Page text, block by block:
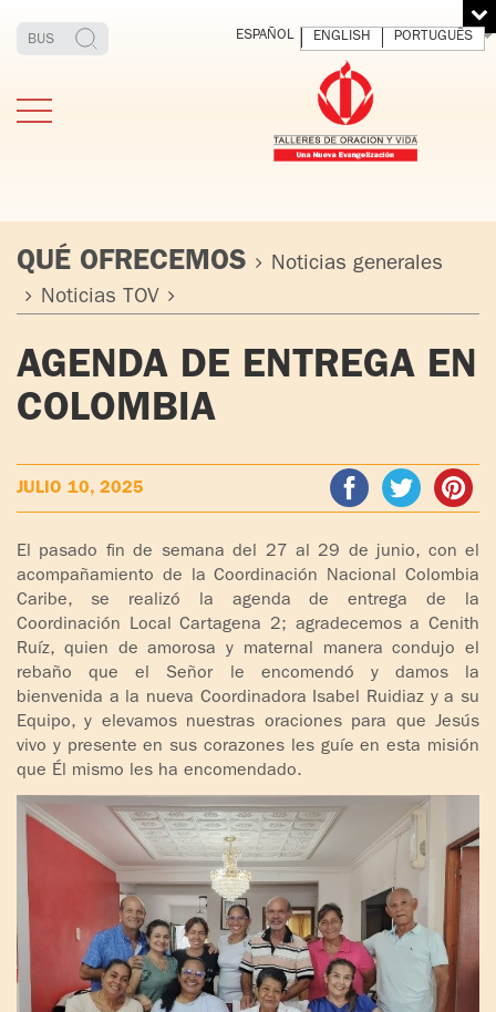
TOV ADULTOS
TOV
ADOLESCENTES
TOV NIÑOS
CURSO
MATRIMONIAL
ENCUENTRO DE
EXPERIENCIA DE
DIOS
CHARLAS Y
JORNADAS DE
EVANGELIZACIÓN
CÍRCULOS DE
ORACIÓN Y VIDA
PADRE
PADRE
IGNACIO
LARRAÑAGA
OBRA
PADRE
IGNACIO
LARRAÑAGA
LIBROS
VIDEOS
AUDIOS
Y VIVIR
EL
ESPAÑOL ENGLISH PORTUGUÊS
QUÉ OFRECEMOS
Noticias generales
Noticias TOV
AGENDA DE ENTREGA EN
COLOMBIA
JULIO 10, 2025
El pasado fin de semana del 27 al 29 de junio, con el
acompañamiento de la Coordinación Nacional Colombia
Caribe, se realizó la agenda de entrega de la
Coordinación Local Cartagena 2; agradecemos a Cenith
Ruíz, quien de amorosa y maternal manera condujo el
rebaño que el Señor le encomendó y damos la
bienvenida a la nueva Coordinadora Isabel Ruidiaz y a su
Equipo, y elevamos nuestras oraciones para que Jesús
vivo y presente en sus corazones les guíe en esta misión
que Él mismo les ha encomendado.